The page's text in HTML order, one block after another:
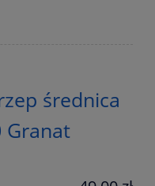
średnica
Granat